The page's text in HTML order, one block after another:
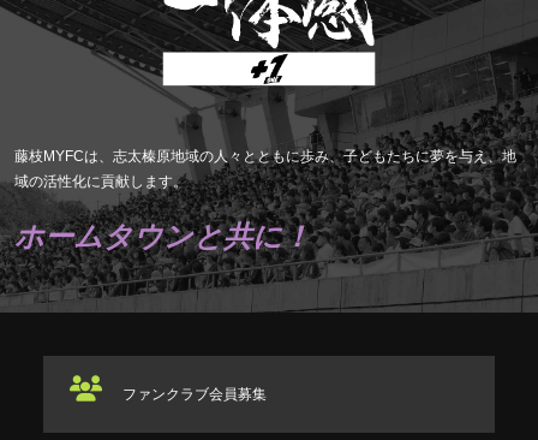
藤枝MYFCは、志太榛原地域の人々とともに歩み、子どもたちに夢を与え、地
域の活性化に貢献します。
ホームタウンと共に！
ファンクラブ会員募集